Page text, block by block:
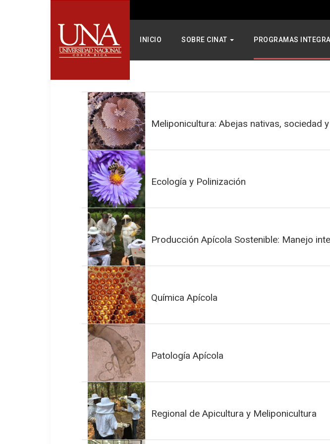
INICIO SOBRE CINAT PROGRAMAS
Meliponicultura: Abejas nativas, sociedad
Ecología y Polinización
Producción Apícola Sostenible: Manejo
Química Apícola
Patología Apícola
Regional de Apicultura y Meliponicultura